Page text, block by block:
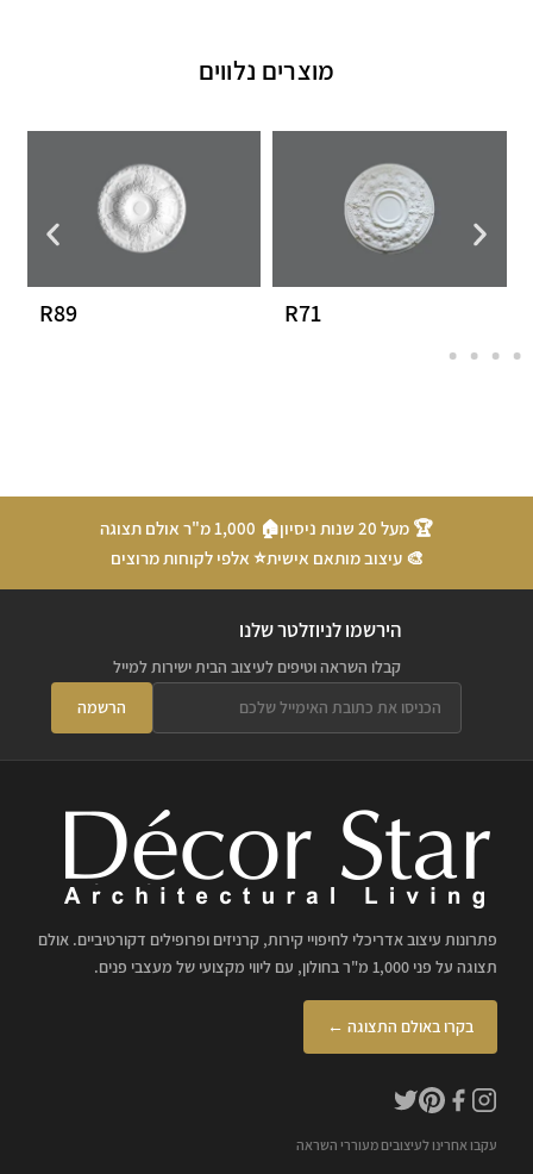
מוצרים נלווים
R71
R89
🏆 מעל 20 שנות ניסיון
🏠 1,000 מ"ר אולם תצוגה
🎨 עיצוב מותאם אישית⭐ אלפי לקוחות מרוצים
הירשמו לניוזלטר שלנו
קבלו השראה וטיפים לעיצוב הבית ישירות למייל
הרשמה
פתרונות עיצוב אדריכלי לחיפויי קירות, קרניזים ופרופילים דקורטיביים. אולם
תצוגה על פני 1,000 מ"ר בחולון, עם ליווי מקצועי של מעצבי פנים.
בקרו באולם התצוגה ←
עקבו אחרינו לעיצובים מעוררי השראה